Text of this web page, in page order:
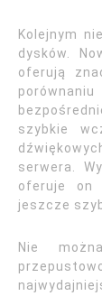
Kolejnym
dysków.
oferują
szybkie
serwera.
oferuje on
jeszcze
Nie